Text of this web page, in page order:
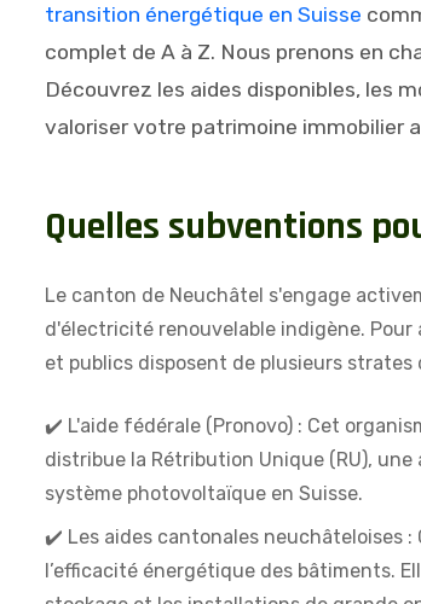
transition énergétique en Suisse
complet de A à Z. Nous prenons en
Découvrez les aides disponibles, les
valoriser votre patrimoine immobilier
Quelles subventions po
Le canton de Neuchâtel s'engage
d'électricité renouvelable indigène.
et publics disposent de plusieurs
✔️ L'aide fédérale (Pronovo) : Cet
distribue la Rétribution Unique (RU),
système photovoltaïque en Suisse.
✔️ Les aides cantonales neuchâteloises :
l’efficacité énergétique des bâtiments.